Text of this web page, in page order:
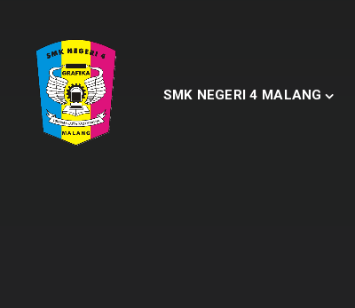
SMK NEGERI 4 MALANG